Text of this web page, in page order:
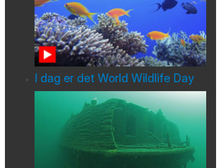
I dag er det World Wildlife Day